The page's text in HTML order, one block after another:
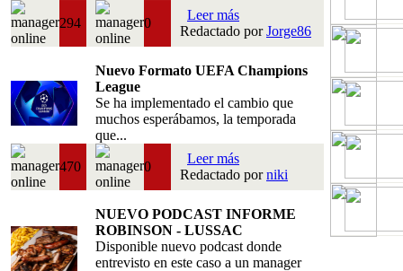
294 0
Leer más
Redactado porJorge86
Nuevo Formato UEFA Champions
League
Se ha implementado el cambio que
muchos esperábamos, la temporada
que...
470 0
Leer más
Redactado porniki
NUEVO PODCAST INFORME
ROBINSON - LUSSAC
Disponible nuevo podcast donde
entrevisto en este caso a un manager